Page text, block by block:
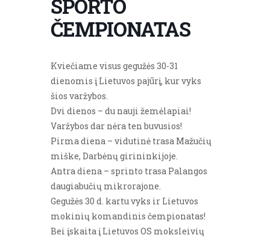
SPORTO
ČEMPIONATAS
Kviečiame visus gegužės 30-31
dienomis į Lietuvos pajūrį, kur vyks
šios varžybos.
Dvi dienos – du nauji žemėlapiai!
Varžybos dar nėra ten buvusios!
Pirma diena – vidutinė trasa Mažučių
miške, Darbėnų girininkijoje.
Antra diena – sprinto trasa Palangos
daugiabučių mikrorajone.
Gegužės 30 d. kartu vyks ir Lietuvos
mokinių komandinis čempionatas!
Bei įskaita į Lietuvos OS moksleivių